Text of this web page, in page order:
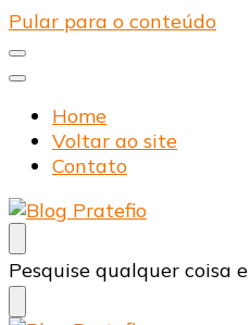
Pular para o conteúdo
Home
Voltar ao site
Contato
Blog Pratefio
Arames e Telas de
Procurando
algo?
Pesquise qualquer coisa